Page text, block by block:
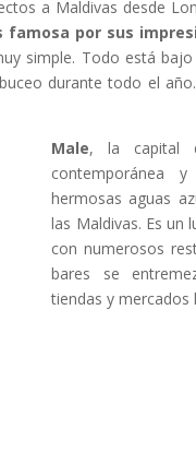
a Maldivas desde
famosa por sus
simple. Todo está
durante todo el
Male, la capital
contemporánea
hermosas aguas
las Maldivas. Es un
con numerosos
bares se
tiendas y mercados